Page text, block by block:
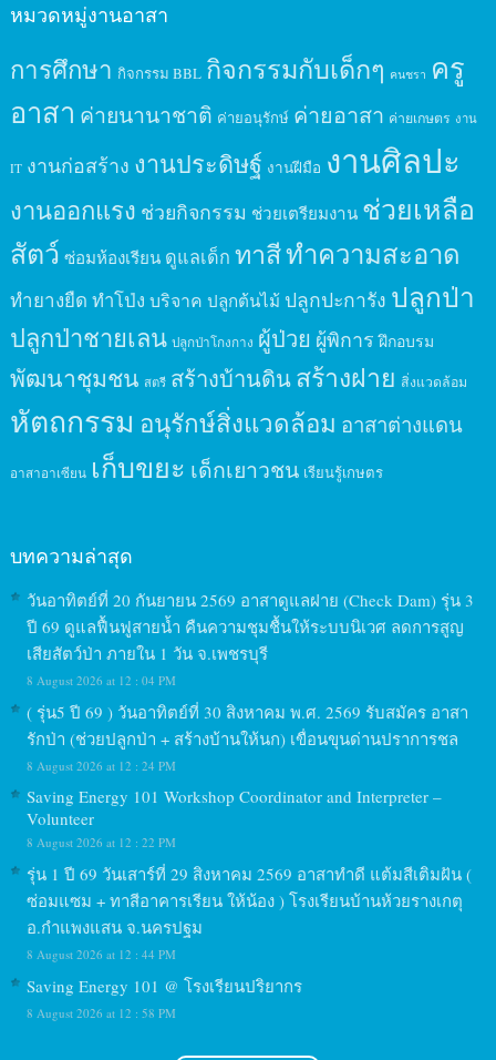
หมวดหมู่งานอาสา
การศึกษา กิจกรรม BBL กิจกรรมกับเด็กๆ คนชรา ครู
อาสา ค่ายนานาชาติ ค่ายอนุรักษ์ ค่ายอาสา ค่ายเกษตร งาน
IT งานก่อสร้าง งานประดิษฐ์ งานฝีมือ งานศิลปะ
งานออกแรง ช่วยกิจกรรม ช่วยเตรียมงาน ช่วยเหลือ
สัตว์ ซ่อมห้องเรียน ดูแลเด็ก ทาสีทำความสะอาด
ทำยางยืด ทำโป่ง บริจาค ปลูกต้นไม้ ปลูกปะการัง ปลูกป่า
ปลูกป่าชายเลน ปลูกป่าโกงกาง ผู้ป่วย ผู้พิการ ฝึกอบรม
พัฒนาชุมชน สตรี สร้างบ้านดินสร้างฝาย สิ่งแวดล้อม
หัตถกรรม อนุรักษ์สิ่งแวดล้อม อาสาต่างแดน
อาสาอาเซียน เก็บขยะ เด็กเยาวชน เรียนรู้เกษตร
บทความล่าสุด
วันอาทิตย์ที่ 20 กันยายน 2569 อาสาดูแลฝาย (Check Dam) รุ่น 3
ปี 69 ดูแลฟื้นฟูสายน้ำ คืนความชุมชื้นให้ระบบนิเวศ ลดการสูญ
เสียสัตว์ป่า ภายใน 1 วัน จ.เพชรบุรี
8 August 2026 at 12 : 04 PM
( รุ่น5 ปี 69 ) วันอาทิตย์ที่ 30 สิงหาคม พ.ศ. 2569 รับสมัคร อาสา
รักป่า (ช่วยปลูกป่า + สร้างบ้านให้นก) เขื่อนขุนด่านปราการชล
8 August 2026 at 12 : 24 PM
Saving Energy 101 Workshop Coordinator and Interpreter –
Volunteer
8 August 2026 at 12 : 22 PM
รุ่น 1 ปี 69 วันเสาร์ที่ 29 สิงหาคม 2569 อาสาทำดี แต้มสีเติมฝัน (
ซ่อมแซม + ทาสีอาคารเรียน ให้น้อง ) โรงเรียนบ้านห้วยรางเกตุ
อ.กำแพงแสน จ.นครปฐม
8 August 2026 at 12 : 44 PM
Saving Energy 101 @ โรงเรียนปริยากร
8 August 2026 at 12 : 58 PM